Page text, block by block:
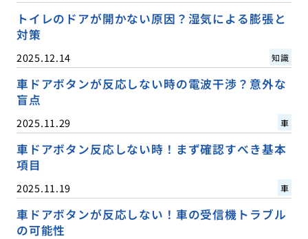
トイレのドアが開かない原因？湿気による膨張と
対策
2025.12.14 知識
車ドアボタンが反応しない時の電波干渉？意外な
盲点
2025.11.29 車
車ドアボタン反応しない時！まず確認すべき基本
項目
2025.11.19 車
車ドアボタンが反応しない！車の受信機トラブル
の可能性